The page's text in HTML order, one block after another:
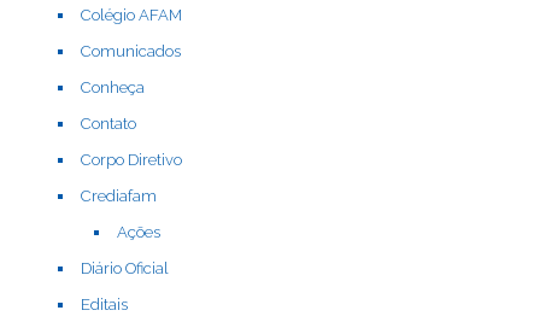
Colégio AFAM
Comunicados
Conheça
Contato
Corpo Diretivo
Crediafam
Ações
Diário Oficial
Editais